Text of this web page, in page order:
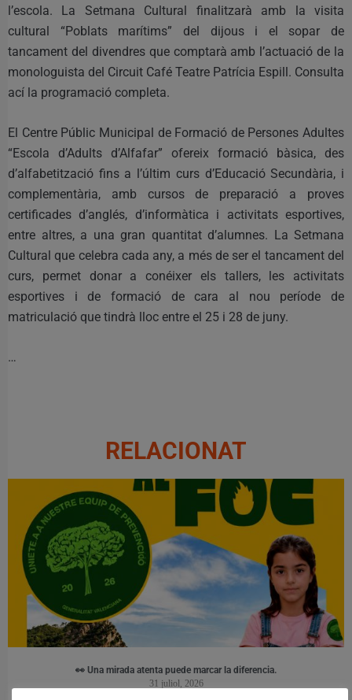
l’escola. La Setmana Cultural finalitzarà amb la visita
cultural “Poblats marítims” del dijous i el sopar de
tancament del divendres que comptarà amb l’actuació de la
monologuista del Circuit Café Teatre Patrícia Espill. Consulta
ací la programació completa.
El Centre Públic Municipal de Formació de Persones Adultes
“Escola d’Adults d’Alfafar” ofereix formació bàsica, des
d’alfabetització fins a l’últim curs d’Educació Secundària, i
complementària, amb cursos de preparació a proves
certificades d’anglés, d’informàtica i activitats esportives,
entre altres, a una gran quantitat d’alumnes. La Setmana
Cultural que celebra cada any, a més de ser el tancament del
curs, permet donar a conéixer els tallers, les activitats
esportives i de formació de cara al nou període de
matriculació que tindrà lloc entre el 25 i 28 de juny.
…
RELACIONAT
👀 Una mirada atenta puede marcar la diferencia.
31 juliol, 2026